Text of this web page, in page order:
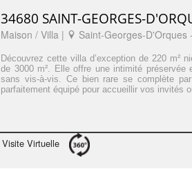
34680 SAINT-GEORGES-
Maison / Villa | Saint-Georges-D'Orques
Découvrez cette villa d’exception de 220 m²
de 3000 m². Elle offre une intimité préservée
sans vis-à-vis. Ce bien rare se complète
parfaitement équipé pour accueillir vos invités
Visite Virtuelle